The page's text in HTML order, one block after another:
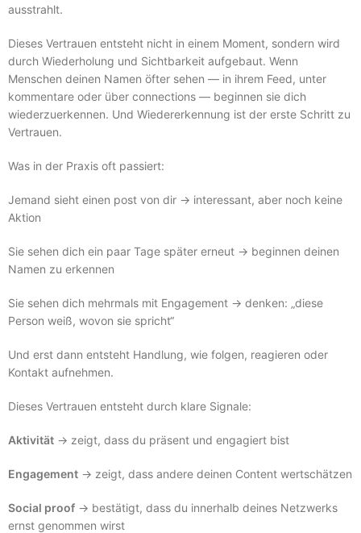
ausstrahlt.
Dieses Vertrauen entsteht nicht in einem Moment, sondern wird
durch Wiederholung und Sichtbarkeit aufgebaut. Wenn
Menschen deinen Namen öfter sehen — in ihrem Feed, unter
kommentare oder über connections — beginnen sie dich
wiederzuerkennen. Und Wiedererkennung ist der erste Schritt zu
Vertrauen.
Was in der Praxis oft passiert:
Jemand sieht einen post von dir → interessant, aber noch keine
Aktion
Sie sehen dich ein paar Tage später erneut → beginnen deinen
Namen zu erkennen
Sie sehen dich mehrmals mit Engagement → denken: „diese
Person weiß, wovon sie spricht“
Und erst dann entsteht Handlung, wie folgen, reagieren oder
Kontakt aufnehmen.
Dieses Vertrauen entsteht durch klare Signale:
Aktivität → zeigt, dass du präsent und engagiert bist
Engagement → zeigt, dass andere deinen Content wertschätzen
Social proof → bestätigt, dass du innerhalb deines Netzwerks
ernst genommen wirst